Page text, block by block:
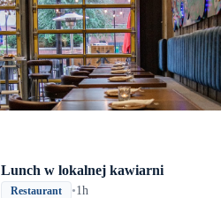
InicioParadas intermedias
Final
Lunch w lokalnej kawiarni
Restaurant •1h